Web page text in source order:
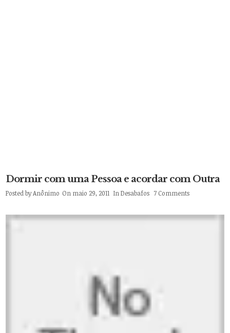
Dormir com uma Pessoa e acordar com Outra
Posted byAnônimo On maio 29, 2011 InDesabafos 7 Comments